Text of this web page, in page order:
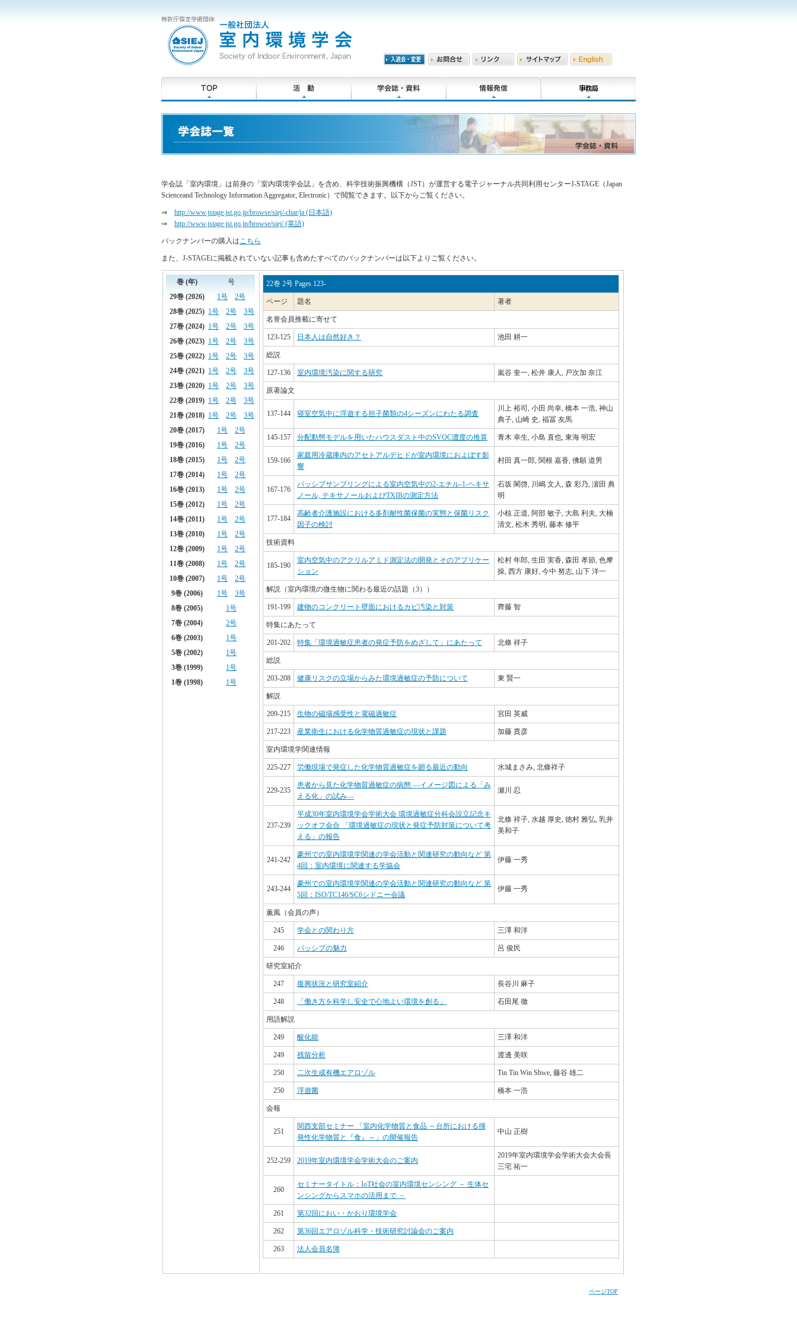
学会誌「室内環境」は前身の「室内環境学会誌」を含め、科学技術振興機構（JST）が運営する電子ジャーナル共同利用センターJ-STAGE（Japan
Scienceand Technology Information Aggregator, Electronic）で閲覧できます。以下からご覧ください。
⇒ http://www.jstage.jst.go.jp/browse/siej/-char/ja (日本語)
⇒ http://www.jstage.jst.go.jp/browse/siej/ (英語)
バックナンバーの購入はこちら
また、J-STAGEに掲載されていない記事も含めたすべてのバックナンバーは以下よりご覧ください。
22巻 2号 Pages 123-
ページ 題名 著者
名誉会員推載に寄せて
123-125 日本人は自然好き？ 池田 耕一
総説
127-136 室内環境汚染に関する研究 嵐谷 奎一, 松井 康人, 戸次加 奈江
原著論文
137-144 寝室空気中に浮遊する担子菌類の4シーズンにわたる調査
川上 裕司, 小田 尚幸, 橋本 一浩, 神山
典子, 山崎 史, 福冨 友馬
145-157 分配動態モデルを用いたハウスダスト中のSVOC濃度の推算 青木 幸生, 小島 直也, 東海 明宏
159-166
家庭用冷蔵庫内のアセトアルデヒドが室内環境におよぼす影
響
村田 真一郎, 関根 嘉香, 佛願 道男
167-176
パッシブサンプリングによる室内空気中の2-エチル-1-ヘキサ
ノール, テキサノールおよびTXIBの測定方法
石坂 閣啓, 川嶋 文人, 森 彩乃, 濵田 典
明
177-184
高齢者介護施設における多剤耐性菌保菌の実態と保菌リスク
因子の検討
小椋 正道, 阿部 敏子, 大島 利夫, 大楠
清文, 松木 秀明, 藤本 修平
技術資料
185-190
室内空気中のアクリルアミド測定法の開発とそのアプリケー
ション
松村 年郎, 生田 実香, 森田 孝節, 色摩
操, 西方 康好, 今中 努志, 山下 洋一
解説（室内環境の微生物に関わる最近の話題（3））
191-199 建物のコンクリート壁面におけるカビ汚染と対策 齊藤 智
特集にあたって
201-202 特集「環境過敏症患者の発症予防をめざして」にあたって 北條 祥子
総説
203-208 健康リスクの立場からみた環境過敏症の予防について 東 賢一
解説
209-215 生物の磁場感受性と電磁過敏症 宮田 英威
217-223 産業衛生における化学物質過敏症の現状と課題 加藤 貴彦
室内環境学関連情報
225-227 労働現場で発症した化学物質過敏症を廻る最近の動向 水城まさみ, 北條祥子
229-235
患者から見た化学物質過敏症の病態 ―イメージ図による「み
える化」の試み―
瀬川 忍
237-239
平成30年室内環境学会学術大会 環境過敏症分科会設立記念キ
ックオフ会合 「環境過敏症の現状と発症予防対策について考
える」の報告
北條 祥子, 水越 厚史, 徳村 雅弘, 乳井
美和子
241-242
豪州での室内環境学関連の学会活動と関連研究の動向など 第
4回：室内環境に関連する学協会
伊藤 一秀
243-244
豪州での室内環境学関連の学会活動と関連研究の動向など 第
5回：ISO/TC146/SC6シドニー会議
伊藤 一秀
薫風（会員の声）
245 学会との関わり方 三澤 和洋
246 パッシブの魅力 呂 俊民
研究室紹介
247 復興状況と研究室紹介 長谷川 麻子
248 「働き方を科学し安全で心地よい環境を創る」 石田尾 徹
用語解説
249 酸化能 三澤 和洋
249 残留分析 渡邊 美咲
250 二次生成有機エアロゾル Tin Tin Win Shwe, 藤谷 雄二
250 浮遊菌 橋本 一浩
会報
251
関西支部セミナー 「室内化学物質と食品 ～台所における揮
発性化学物質と『食』～」の開催報告
中山 正樹
252-259 2019年室内環境学会学術大会のご案内
2019年室内環境学会学術大会大会長
三宅 祐一
260
セミナータイトル：IoT社会の室内環境センシング － 生体セ
ンシングからスマホの活用まで －
261 第32回におい・かおり環境学会
262 第36回エアロゾル科学・技術研究討論会のご案内
263 法人会員名簿
ページTOP